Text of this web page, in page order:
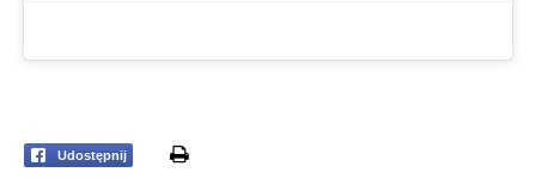
Udostępnij print